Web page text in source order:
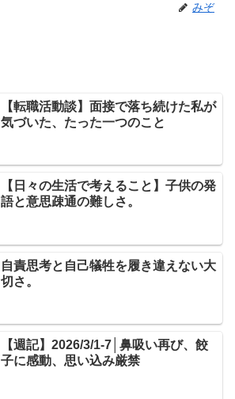
みぞ
【転職活動談】面接で落ち続けた私が
気づいた、たった一つのこと
【日々の生活で考えること】子供の発
語と意思疎通の難しさ。
自責思考と自己犠牲を履き違えない大
切さ。
【週記】2026/3/1-7│鼻吸い再び、餃
子に感動、思い込み厳禁